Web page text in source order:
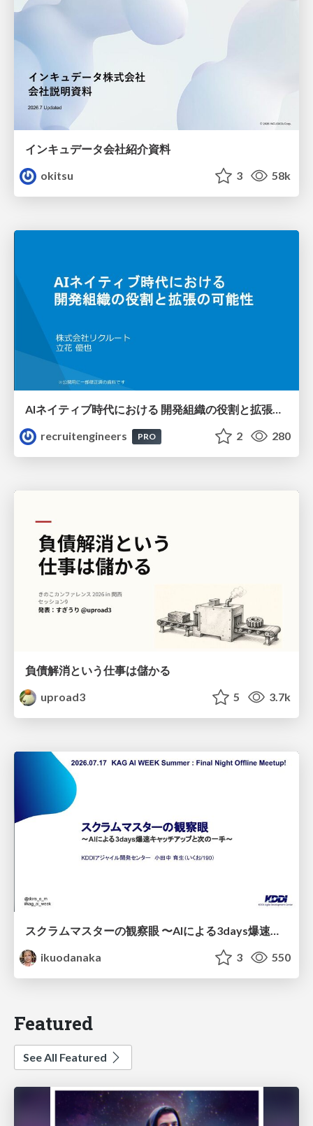
インキュデータ会社紹介資料
okitsu
3 58k
AIネイティブ時代における 開発組織の役割と拡張の可能性
recruitengineers
PRO 2 280
負債解消という仕事は儲かる
uproad3
5 3.7k
スクラムマスターの観察眼 〜AIによる3days爆速キャッチアップと次の一手〜/The Scrum Master's Insight: Lightning-Fast 3-Day Catch-Up with AI and the Next Move
ikuodanaka
3 550
Featured
See All Featured